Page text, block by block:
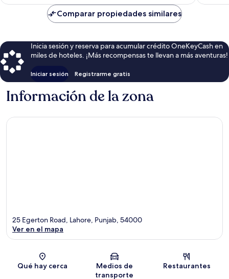
es
de
$92
Comparar propiedades similares
Inicia sesión y reserva para acumular crédito OneKeyCash en
miles de hoteles. ¡Más recompensas te llevan a más aventuras!
Iniciar sesión Registrarme gratis
Información de la zona
Sección del mapa
25 Egerton Road, Lahore, Punjab, 54000
Ver en el mapa
Qué hay cerca
Medios de
transporte
Restaurantes